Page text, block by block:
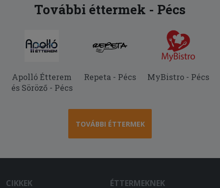
További éttermek - Pécs
Apolló Étterem
és Söröző - Pécs
Repeta - Pécs MyBistro - Pécs
TOVÁBBI ÉTTERMEK
CIKKEK
ÉTTERMEKNEK